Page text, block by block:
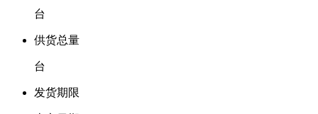
台
供货总量
台
发货期限